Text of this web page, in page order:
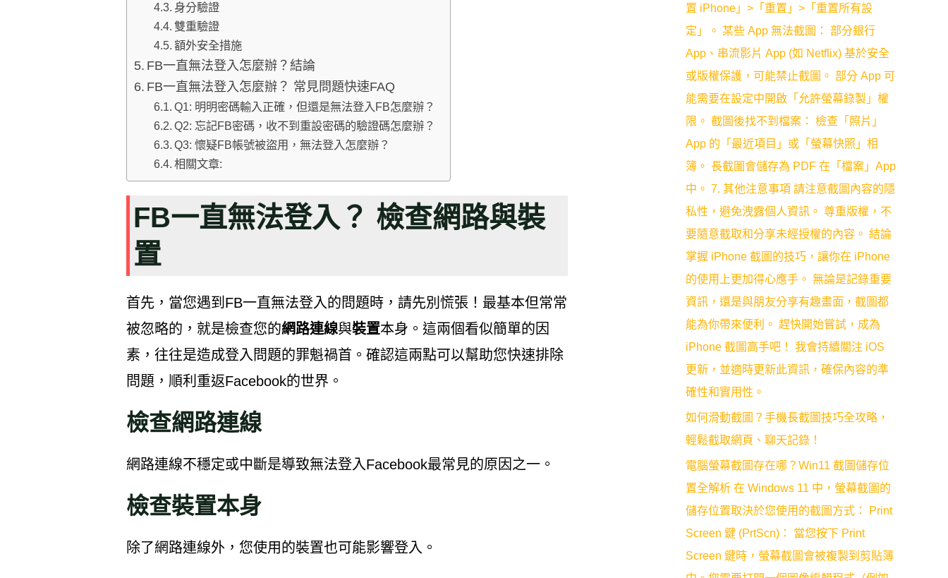
身分驗證
雙重驗證
額外安全措施
FB一直無法登入怎麼辦？結論
FB一直無法登入怎麼辦？ 常見問題快速FAQ
Q1: 明明密碼輸入正確，但還是無法登入FB怎麼辦？
Q2: 忘記FB密碼，收不到重設密碼的驗證碼怎麼辦？
Q3: 懷疑FB帳號被盜用，無法登入怎麼辦？
相關文章:
FB一直無法登入？ 檢查網路與裝
置
首先，當您遇到FB一直無法登入的問題時，請先別慌張！最基本但常常
被忽略的，就是檢查您的網路連線與裝置本身。這兩個看似簡單的因
素，往往是造成登入問題的罪魁禍首。確認這兩點可以幫助您快速排除
問題，順利重返Facebook的世界。
檢查網路連線
網路連線不穩定或中斷是導致無法登入Facebook最常見的原因之一。
檢查裝置本身
除了網路連線外，您使用的裝置也可能影響登入。
置 iPhone」>「重置」>「重置所有設
定」。 某些 App 無法截圖： 部分銀行
App、串流影片 App (如 Netflix) 基於安全
或版權保護，可能禁止截圖。 部分 App 可
能需要在設定中開啟「允許螢幕錄製」權
限。 截圖後找不到檔案： 檢查「照片」
App 的「最近項目」或「螢幕快照」相
簿。 長截圖會儲存為 PDF 在「檔案」App
中。 7. 其他注意事項 請注意截圖內容的隱
私性，避免洩露個人資訊。 尊重版權，不
要隨意截取和分享未經授權的內容。 結論
掌握 iPhone 截圖的技巧，讓你在 iPhone
的使用上更加得心應手。 無論是記錄重要
資訊，還是與朋友分享有趣畫面，截圖都
能為你帶來便利。 趕快開始嘗試，成為
iPhone 截圖高手吧！ 我會持續關注 iOS
更新，並適時更新此資訊，確保內容的準
確性和實用性。
如何滑動截圖？手機長截圖技巧全攻略，
輕鬆截取網頁、聊天記錄！
電腦螢幕截圖存在哪？Win11 截圖儲存位
置全解析 在 Windows 11 中，螢幕截圖的
儲存位置取決於您使用的截圖方式： Print
Screen 鍵 (PrtScn)： 當您按下 Print
Screen 鍵時，螢幕截圖會被複製到剪貼簿